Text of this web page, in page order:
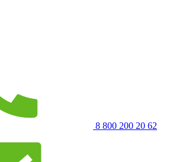
8 800 200 20 62